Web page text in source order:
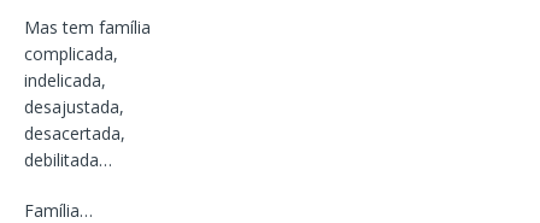
Mas tem família
complicada,
indelicada,
desajustada,
desacertada,
debilitada…
Família…